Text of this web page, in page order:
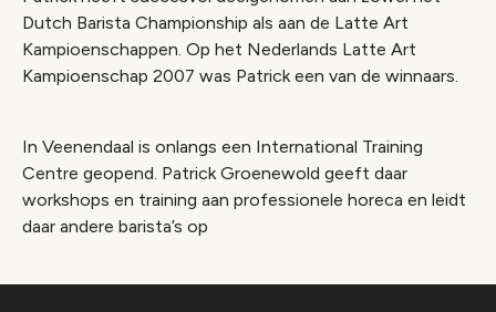
Dutch Barista Championship als aan de Latte Art
Kampioenschappen. Op het Nederlands Latte Art
Kampioenschap 2007 was Patrick een van de winnaars.
In Veenendaal is onlangs een International Training
Centre geopend. Patrick Groenewold geeft daar
workshops en training aan professionele horeca en leidt
daar andere barista’s op